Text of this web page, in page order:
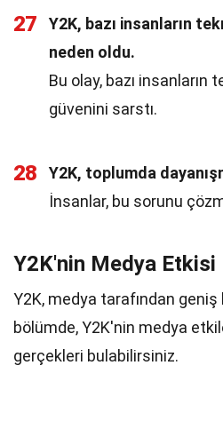
27
Y2K, bazı insanların
neden oldu.
Bu olay, bazı insanların
güvenini sarstı.
28
Y2K, toplumda
İnsanlar, bu sorunu
Y2K'nin Medya Etkisi
Y2K, medya tarafından geniş
bölümde, Y2K'nin medya
gerçekleri bulabilirsiniz.